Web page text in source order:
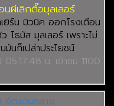
นผีเลิกตื๊อมุลเลอร์
ยิร์น มิวนิค ออกโรงเตือน
ธมัส มุลเลอร์ เพราะไม่
มันก็เปล่าประโยชน์
น. เข้าชม 1100